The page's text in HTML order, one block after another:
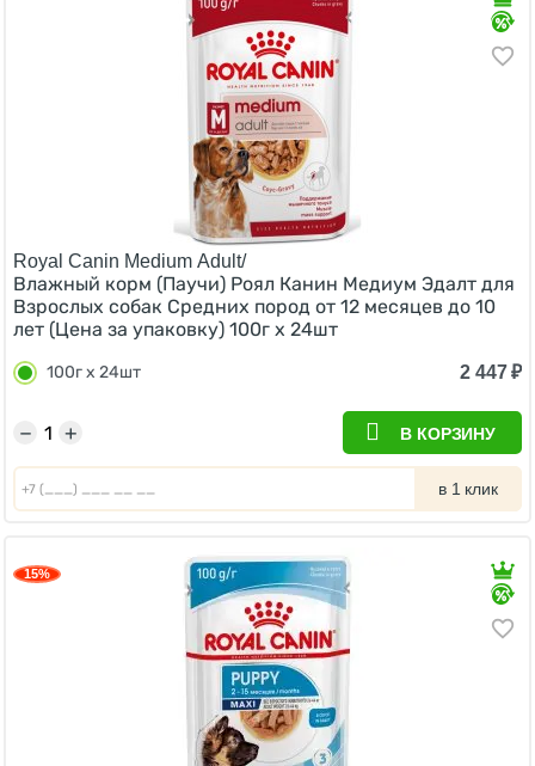
Royal Canin Medium Adult/
Влажный корм (Паучи) Роял Канин Медиум Эдалт для
Взрослых собак Средних пород от 12 месяцев до 10
лет (Цена за упаковку) 100г х 24шт
100г х 24шт 2 447₽
+
− В КОРЗИНУ
в 1 клик
15%